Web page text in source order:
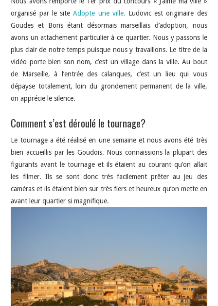
organisé par le siteAdopte une ville. Ludovic est originaire des
Goudes et Boris étant désormais marseillais d’adoption, nous
avons un attachement particulier à ce quartier. Nous y passons le
plus clair de notre temps puisque nous y travaillons. Le titre de la
vidéo porte bien son nom, c’est un village dans la ville. Au bout
de Marseille, à l’entrée des calanques, c’est un lieu qui vous
dépayse totalement, loin du grondement permanent de la ville,
on apprécie le silence.
Comment s’est déroulé le tournage?
Le tournage a été réalisé en une semaine et nous avons été très
bien accueillis par les Goudois. Nous connaissions la plupart des
figurants avant le tournage et ils étaient au courant qu’on allait
les filmer. Ils se sont donc très facilement prêter au jeu des
caméras et ils étaient bien sur très fiers et heureux qu’on mette en
avant leur quartier si magnifique.